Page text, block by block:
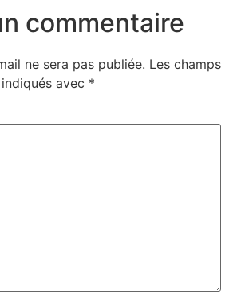
commentaire
ne sera pas publiée. Les champs
avec *